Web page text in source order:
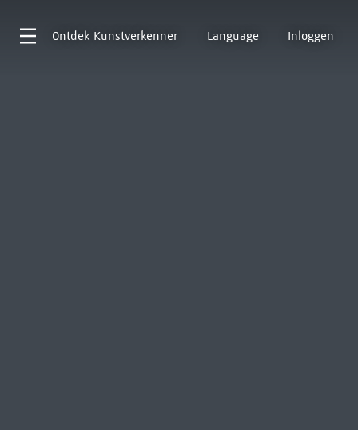
Ontdek Kunstverkenner Language Inloggen